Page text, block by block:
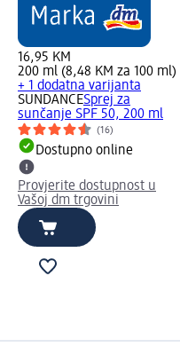
16,95 KM
200 ml (8,48 KM za 100 ml)
+ 1 dodatna varijanta
SUNDANCESprej za
sunčanje SPF 50, 200 ml
(16)
Dostupno online
Provjerite dostupnost u
Vašoj dm trgovini